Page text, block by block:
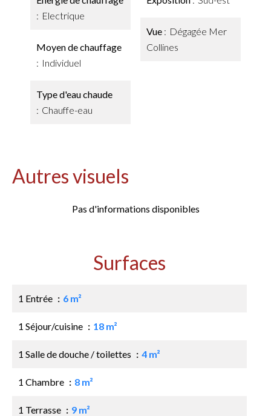
Electrique
Moyen de chauffage
Individuel
Type d'eau chaude
Chauffe-eau
Vue
Dégagée Mer
Collines
Autres visuels
Pas d'informations disponibles
Surfaces
1 Entrée 6 m²
1 Séjour/cuisine 18 m²
1 Salle de douche / toilettes 4 m²
1 Chambre 8 m²
1 Terrasse 9 m²